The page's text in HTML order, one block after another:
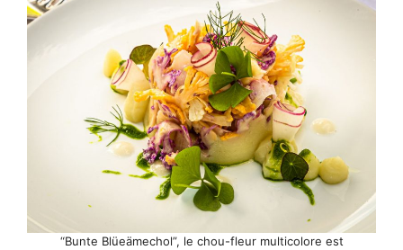
“Bunte Blüeämechol”, le chou-fleur multicolore est